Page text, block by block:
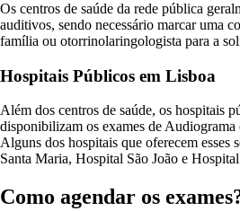
Os centros de saúde da rede pública
auditivos, sendo necessário marcar uma
família ou otorrinolaringologista para a
Hospitais Públicos em Lisboa
Além dos centros de saúde, os hospitais
disponibilizam os exames de
Alguns dos hospitais que oferecem esses
Santa Maria, Hospital São João e
Como agendar os